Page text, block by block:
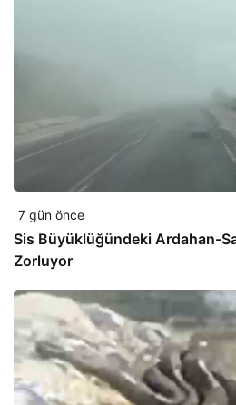
7 gün önce
Sis Büyüklüğündeki Ardahan-
Zorluyor